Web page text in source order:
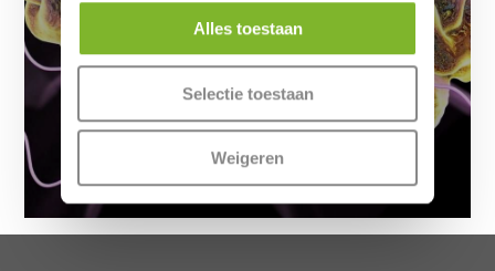
Alles toestaan
Selectie toestaan
Weigeren
slaapproblemen. Dankzij uw bijdrage
begrijpen we steeds...
Lees meer